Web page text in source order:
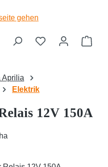
Aprilia
Elektrik
12V 150A